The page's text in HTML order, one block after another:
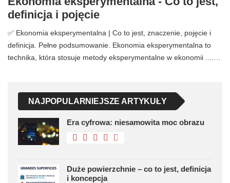
definicja i pojęcie
✅ Ekonomia eksperymentalna | Co to jest, znaczenie, pojęcie i
definicja. Pełne podsumowanie. Ekonomia eksperymentalna to
technika, która stosuje metody eksperymentalne w ekonomii ....…
NAJPOPULARNIEJSZE ARTYKUŁY
Era cyfrowa: niesamowita moc obrazu
Duże powierzchnie – co to jest, definicja
i koncepcja